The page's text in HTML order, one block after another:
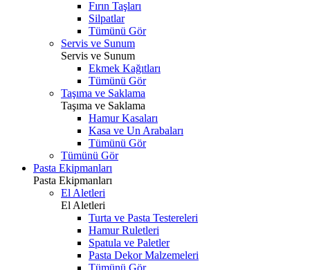
Fırın Taşları
Silpatlar
Tümünü Gör
Servis ve Sunum
Servis ve Sunum
Ekmek Kağıtları
Tümünü Gör
Taşıma ve Saklama
Taşıma ve Saklama
Hamur Kasaları
Kasa ve Un Arabaları
Tümünü Gör
Tümünü Gör
Pasta Ekipmanları
Pasta Ekipmanları
El Aletleri
El Aletleri
Turta ve Pasta Testereleri
Hamur Ruletleri
Spatula ve Paletler
Pasta Dekor Malzemeleri
Tümünü Gör